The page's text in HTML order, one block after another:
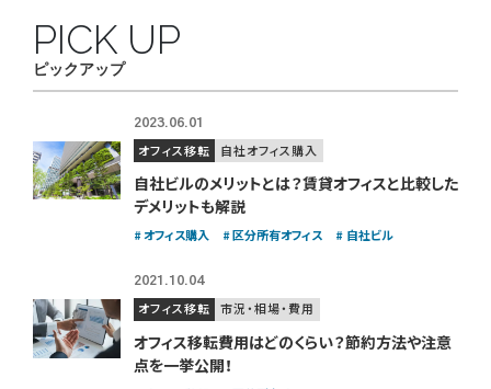
ピックアップ
PICK UP
2023.06.01
オフィス移転 自社オフィス購入
自社ビルのメリットとは？賃貸オフィスと比較した
デメリットも解説
オフィス購入 区分所有オフィス 自社ビル
2021.10.04
オフィス移転 市況・相場・費用
オフィス移転費用はどのくらい？節約方法や注意
点を一挙公開！